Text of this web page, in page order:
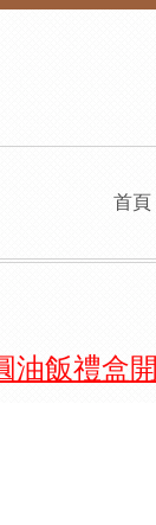
首頁
油飯禮盒